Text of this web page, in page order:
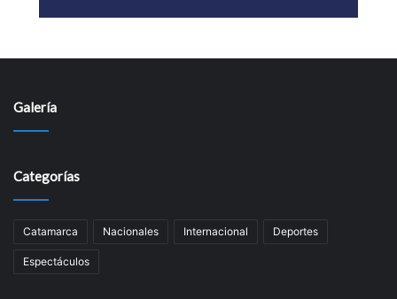
Galería
Categorías
Catamarca Nacionales Internacional Deportes
Espectáculos